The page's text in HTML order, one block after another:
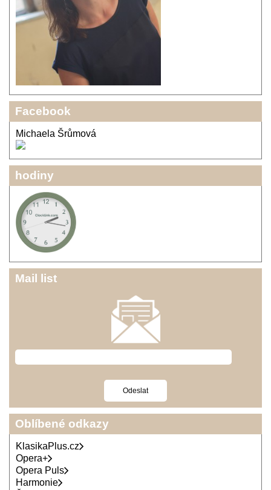
Facebook
Michaela Šrůmová
hodiny
Mail list
Oblíbené odkazy
KlasikaPlus.cz
Opera+
Opera Puls
Harmonie